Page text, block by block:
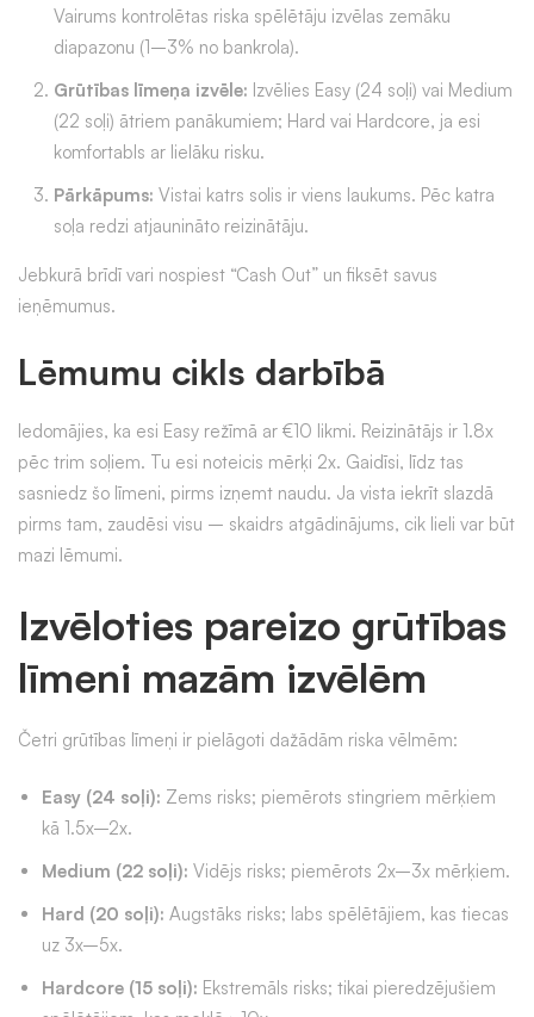
Vairums kontrolētas riska spēlētāju izvēlas zemāku
diapazonu (1–3% no bankrola).
Grūtības līmeņa izvēle: Izvēlies Easy (24 soļi) vai Medium
(22 soļi) ātriem panākumiem; Hard vai Hardcore, ja esi
komfortabls ar lielāku risku.
Pārkāpums: Vistai katrs solis ir viens laukums. Pēc katra
soļa redzi atjaunināto reizinātāju.
Jebkurā brīdī vari nospiest “Cash Out” un fiksēt savus
ieņēmumus.
Lēmumu cikls darbībā
Iedomājies, ka esi Easy režīmā ar €10 likmi. Reizinātājs ir 1.8x
pēc trim soļiem. Tu esi noteicis mērķi 2x. Gaidīsi, līdz tas
sasniedz šo līmeni, pirms izņemt naudu. Ja vista iekrīt slazdā
pirms tam, zaudēsi visu – skaidrs atgādinājums, cik lieli var būt
mazi lēmumi.
Izvēloties pareizo grūtības
līmeni mazām izvēlēm
Četri grūtības līmeņi ir pielāgoti dažādām riska vēlmēm:
Easy (24 soļi): Zems risks; piemērots stingriem mērķiem
kā 1.5x–2x.
Medium (22 soļi): Vidējs risks; piemērots 2x–3x mērķiem.
Hard (20 soļi): Augstāks risks; labs spēlētājiem, kas tiecas
uz 3x–5x.
Hardcore (15 soļi): Ekstremāls risks; tikai pieredzējušiem